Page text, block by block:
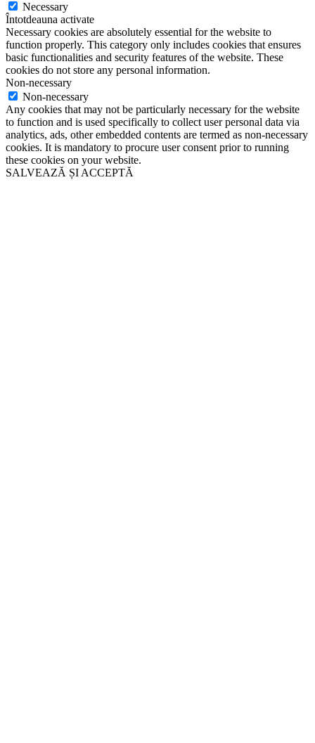
Necessary
Întotdeauna activate
Necessary cookies are absolutely essential for the website to
function properly. This category only includes cookies that ensures
basic functionalities and security features of the website. These
cookies do not store any personal information.
Non-necessary
Non-necessary
Any cookies that may not be particularly necessary for the website
to function and is used specifically to collect user personal data via
analytics, ads, other embedded contents are termed as non-necessary
cookies. It is mandatory to procure user consent prior to running
these cookies on your website.
SALVEAZĂ ȘI ACCEPTĂ